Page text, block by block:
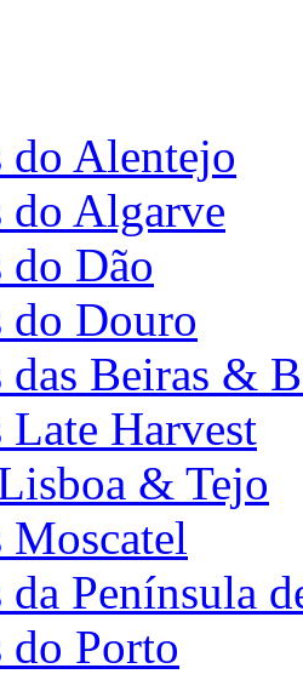
do Alentejo
do Algarve
Dão
do Douro
Beiras &
Harvest
& Tejo
Península
Porto